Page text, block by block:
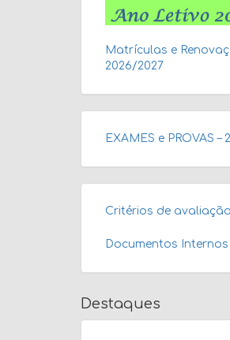
Matrículas e
2026/2027
EXAMES e PROVAS –
Critérios de avaliação
Documentos Internos
Destaques